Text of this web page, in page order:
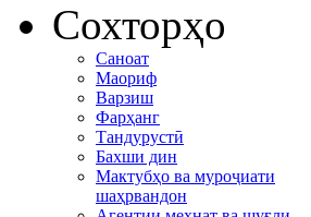
Сохторҳо
Саноат
Маориф
Варзиш
Фарҳанг
Тандурустӣ
Бахши дин
Мактубҳо ва муроҷиати
шаҳрвандон